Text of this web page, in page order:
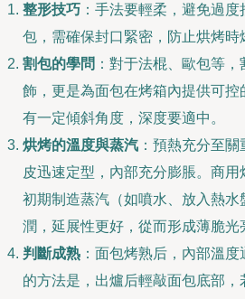
整形技巧 ：手法要輕柔，避免過
包，需確保封口緊密，防止烘烤時
割包的學問 ：對于法棍、歐包等
飾，更是為面包在烤箱內提供可
有一定傾斜角度，深度要適中。
烘烤的溫度與蒸汽 ：預熱充分至
皮迅速定型，內部充分膨脹。商
初期制造蒸汽（如噴水、放入熱
潤，延展性更好，從而形成薄脆光
判斷成熟 ：面包烤熟后，內部溫
的方法是，出爐后輕敲面包底部，